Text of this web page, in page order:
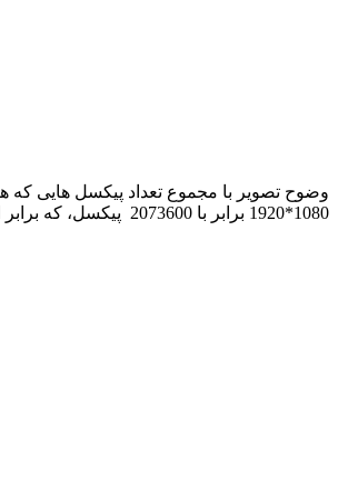
1080*1920 برابر با 2073600 پیکسل، که برابر است با تعداد پیکسل های هرستون ضربدر تعداد پیکسل های هر سطر از تصویر) به همین دلیل به دوربین های 2 مگاپیکسل مشهور شده اند.